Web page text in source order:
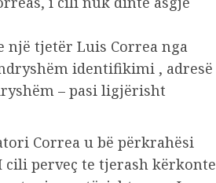
një tjetër Luis Correa nga
identifikimi , adresë
– pasi ligjërisht
Correa u bë përkrahësi
perveç te tjerash kërkonte